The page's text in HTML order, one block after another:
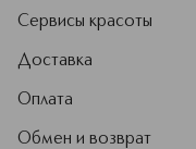
Сервисы красоты
Доставка
Оплата
Обмен и возврат